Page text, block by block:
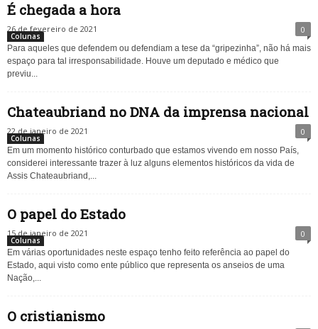
É chegada a hora
26 de fevereiro de 2021 0
Colunas
Para aqueles que defendem ou defendiam a tese da “gripezinha”, não há mais
espaço para tal irresponsabilidade. Houve um deputado e médico que
previu...
Chateaubriand no DNA da imprensa nacional
22 de janeiro de 2021 0
Colunas
Em um momento histórico conturbado que estamos vivendo em nosso País,
considerei interessante trazer à luz alguns elementos históricos da vida de
Assis Chateaubriand,...
O papel do Estado
15 de janeiro de 2021 0
Colunas
Em várias oportunidades neste espaço tenho feito referência ao papel do
Estado, aqui visto como ente público que representa os anseios de uma
Nação,...
O cristianismo